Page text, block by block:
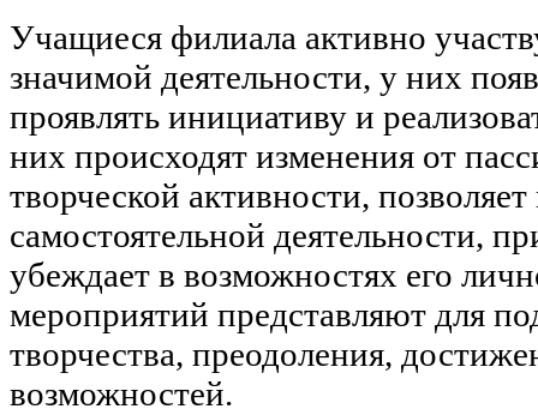
Учащиеся филиала активно
значимой деятельности, у них
проявлять инициативу и
них происходят изменения от
творческой активности,
самостоятельной деятельности,
убеждает в возможностях его
мероприятий представляют для
творчества, преодоления,
возможностей.